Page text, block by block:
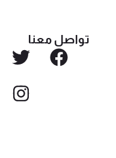
تواصل معنا